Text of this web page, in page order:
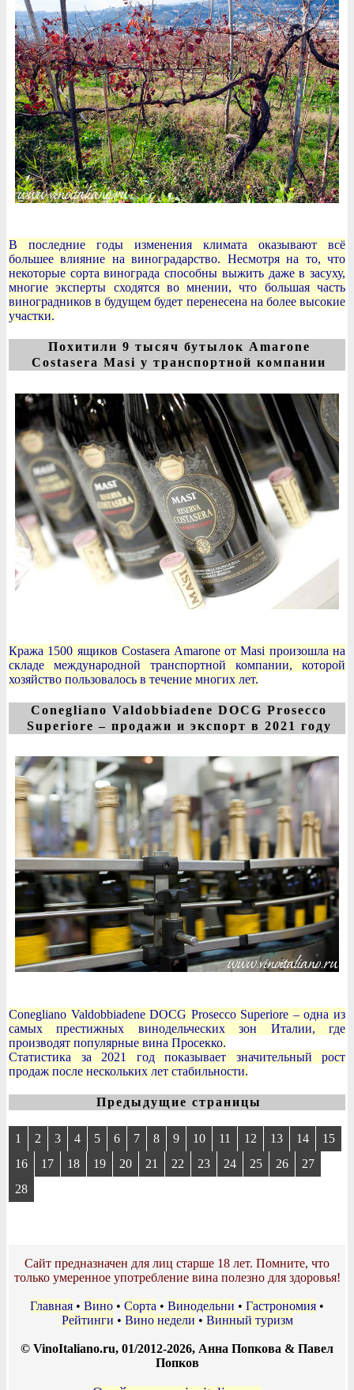
В последние годы изменения климата оказывают всё
большее влияние на виноградарство. Несмотря на то, что
некоторые сорта винограда способны выжить даже в засуху,
многие эксперты сходятся во мнении, что большая часть
виноградников в будущем будет перенесена на более высокие
участки.
Похитили 9 тысяч бутылок Amarone
Costasera Masi у транспортной компании
Кража 1500 ящиков Costasera Amarone от Masi произошла на
складе международной транспортной компании, которой
хозяйство пользовалось в течение многих лет.
Conegliano Valdobbiadene DOCG Prosecco
Superiore – продажи и экспорт в 2021 году
Conegliano Valdobbiadene DOCG Prosecco Superiore – одна из
самых престижных винодельческих зон Италии, где
производят популярные вина Просекко.
Статистика за 2021 год показывает значительный рост
продаж после нескольких лет стабильности.
Предыдущие страницы
1 2 3 4 5 6 7 8 9 10 11 12 13 14
15
16
17 18 19 20 21 22 23 24 25 26
27
28
Сайт предназначен для лиц старше 18 лет. Помните, что
только умеренное употребление вина полезно для здоровья!
Главная • Вино • Сорта • Винодельни • Гастрономия •
Рейтинги • Вино недели • Винный туризм
© VinoItaliano.ru, 01/2012-2026, Анна Попкова & Павел
Попков